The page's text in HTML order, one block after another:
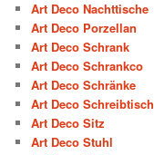
Art Deco Nachttische
Art Deco Porzellan
Art Deco Schrank
Art Deco Schrankco
Art Deco Schränke
Art Deco Schreibtisch
Art Deco Sitz
Art Deco Stuhl